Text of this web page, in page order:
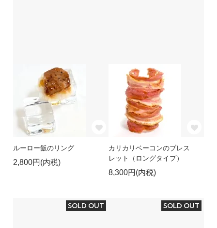
ルーロー飯のリング
2,800円(内税)
カリカリベーコンのブレス
レット（ロングタイプ）
8,300円(内税)
SOLD OUT SOLD OUT